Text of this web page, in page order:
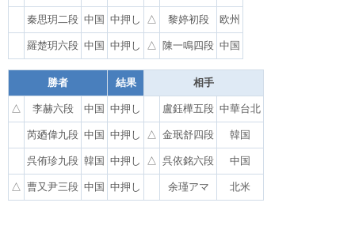
秦思玥二段 中国 中押し △ 黎婷初段 欧州
羅楚玥六段 中国 中押し △ 陳一鳴四段 中国
勝者 結果 相手
△ 李赫六段 中国 中押し 盧鈺樺五段 中華台北
芮廼偉九段 中国 中押し △ 金珉舒四段 韓国
呉侑珍九段 韓国 中押し △ 呉依銘六段 中国
△ 曹又尹三段 中国 中押し 余瑾アマ 北米